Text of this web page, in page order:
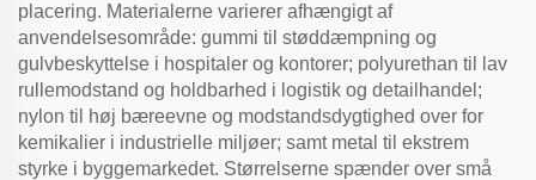
placering. Materialerne varierer afhængigt af
anvendelsesområde: gummi til støddæmpning og
gulvbeskyttelse i hospitaler og kontorer; polyurethan til lav
rullemodstand og holdbarhed i logistik og detailhandel;
nylon til høj bæreevne og modstandsdygtighed over for
kemikalier i industrielle miljøer; samt metal til ekstrem
styrke i byggemarkedet. Størrelserne spænder over små